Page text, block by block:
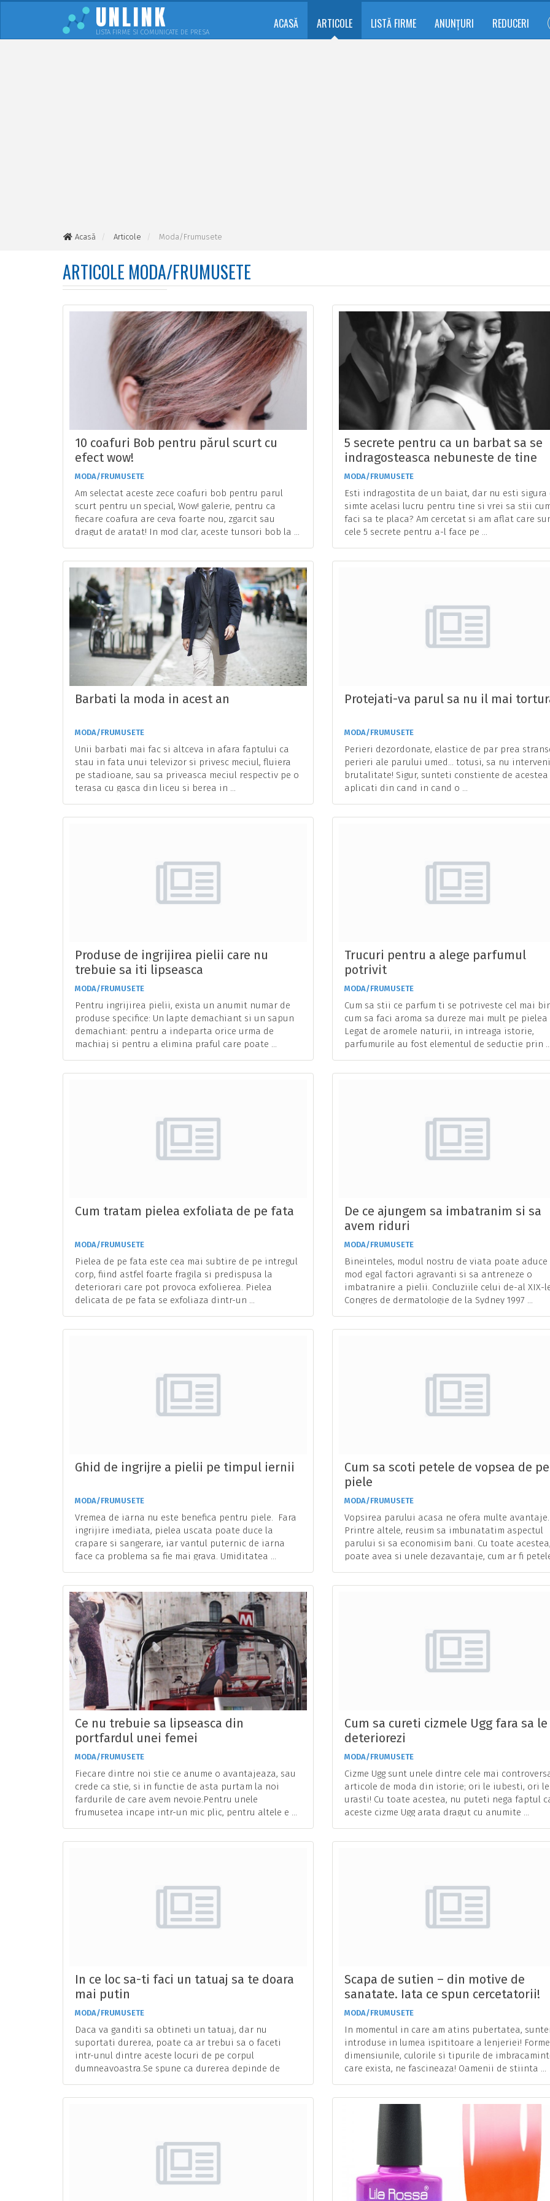
UNLINK
LISTA FIRME SI COMUNICATE DE PRESA
ACASĂ ARTICOLE LISTĂ FIRME ANUNȚURI REDUCERI
Acasă Articole Moda/Frumusete
ARTICOLE MODA/FRUMUSETE
10 coafuri Bob pentru părul scurt cu
efect wow!
MODA/FRUMUSETE
Am selectat aceste zece coafuri bob pentru parul
scurt pentru un special, Wow! galerie, pentru ca
fiecare coafura are ceva foarte nou, zgarcit sau
dragut de aratat! In mod clar, aceste tunsori bob la ...
5 secrete pentru ca un barbat sa se
indragosteasca nebuneste de tine
MODA/FRUMUSETE
Esti indragostita de un baiat, dar nu esti sigura
simte acelasi lucru pentru tine si vrei sa stii
faci sa te placa? Am cercetat si am aflat care
cele 5 secrete pentru a-l face pe ...
Barbati la moda in acest an
MODA/FRUMUSETE
Unii barbati mai fac si altceva in afara faptului ca
stau in fata unui televizor si privesc meciul, fluiera
pe stadioane, sau sa priveasca meciul respectiv pe o
terasa cu gasca din liceu si berea in ...
Protejati-va parul sa nu il mai
MODA/FRUMUSETE
Perieri dezordonate, elastice de par prea
perieri ale parului umed… totusi, sa nu
brutalitate! Sigur, sunteti constiente de acestea
aplicati din cand in cand o ...
Produse de ingrijirea pielii care nu
trebuie sa iti lipseasca
MODA/FRUMUSETE
Pentru ingrijirea pielii, exista un anumit numar de
produse specifice: Un lapte demachiant si un sapun
demachiant: pentru a indeparta orice urma de
machiaj si pentru a elimina praful care poate ...
Trucuri pentru a alege parfumul
potrivit
MODA/FRUMUSETE
Cum sa stii ce parfum ti se potriveste cel mai
cum sa faci aroma sa dureze mai mult pe pielea
Legat de aromele naturii, in intreaga istorie,
parfumurile au fost elementul de seductie prin ...
Cum tratam pielea exfoliata de pe fata
MODA/FRUMUSETE
Pielea de pe fata este cea mai subtire de pe intregul
corp, fiind astfel foarte fragila si predispusa la
deteriorari care pot provoca exfolierea. Pielea
delicata de pe fata se exfoliaza dintr-un ...
De ce ajungem sa imbatranim si sa
avem riduri
MODA/FRUMUSETE
Bineinteles, modul nostru de viata poate aduce
mod egal factori agravanti si sa antreneze o
imbatranire a pielii. Concluziile celui de-al XIX-
Congres de dermatologie de la Sydney 1997 ...
Ghid de ingrijre a pielii pe timpul iernii
MODA/FRUMUSETE
Vremea de iarna nu este benefica pentru piele. Fara
ingrijire imediata, pielea uscata poate duce la
crapare si sangerare, iar vantul puternic de iarna
face ca problema sa fie mai grava. Umiditatea ...
Cum sa scoti petele de vopsea de pe
piele
MODA/FRUMUSETE
Vopsirea parului acasa ne ofera multe avantaje.
Printre altele, reusim sa imbunatatim aspectul
parului si sa economisim bani. Cu toate acestea,
poate avea si unele dezavantaje, cum ar fi
Ce nu trebuie sa lipseasca din
portfardul unei femei
MODA/FRUMUSETE
Fiecare dintre noi stie ce anume o avantajeaza, sau
crede ca stie, si in functie de asta purtam la noi
fardurile de care avem nevoie.Pentru unele
frumusetea incape intr-un mic plic, pentru altele e ...
Cum sa cureti cizmele Ugg fara sa le
deteriorezi
MODA/FRUMUSETE
Cizme Ugg sunt unele dintre cele mai
articole de moda din istorie; ori le iubesti, ori le
urasti! Cu toate acestea, nu puteti nega faptul
aceste cizme Ugg arata dragut cu anumite ...
In ce loc sa-ti faci un tatuaj sa te doara
mai putin
MODA/FRUMUSETE
Daca va ganditi sa obtineti un tatuaj, dar nu
suportati durerea, poate ca ar trebui sa o faceti
intr-unul dintre aceste locuri de pe corpul
dumneavoastra.Se spune ca durerea depinde de
Scapa de sutien – din motive de
sanatate. Iata ce spun cercetatorii!
MODA/FRUMUSETE
In momentul in care am atins pubertatea,
introduse in lumea ispititoare a lenjeriei!
dimensiunile, culorile si tipurile de
care exista, ne fascineaza! Oamenii de stiinta ...